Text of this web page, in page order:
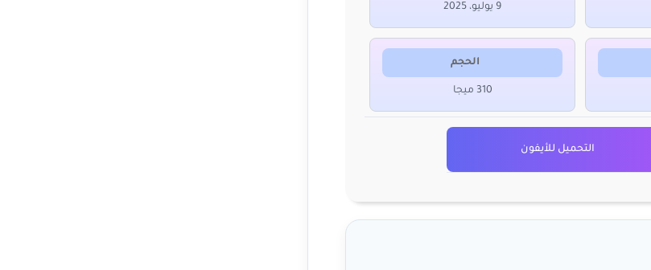
9 يوليو، 2025
الحجم
310 ميجا
التحميل للأيفون